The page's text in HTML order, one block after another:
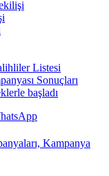
Listesi
Sonuçları
başladı